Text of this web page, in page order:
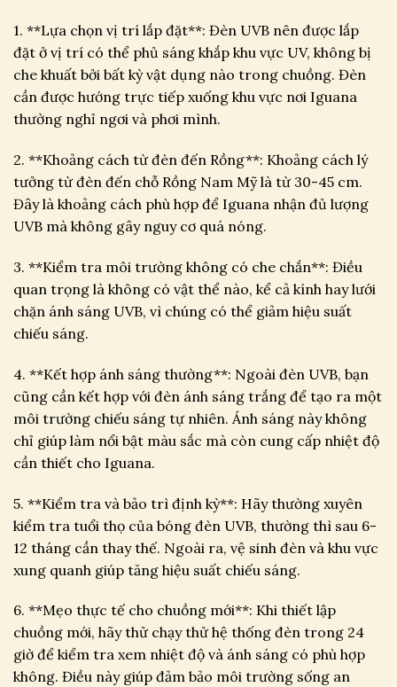
1. **Lựa chọn vị trí lắp đặt**: Đèn UVB nên được lắp
đặt ở vị trí có thể phủ sáng khắp khu vực UV, không bị
che khuất bởi bất kỳ vật dụng nào trong chuồng. Đèn
cần được hướng trực tiếp xuống khu vực nơi Iguana
thường nghỉ ngơi và phơi mình.
2. **Khoảng cách từ đèn đến Rồng**: Khoảng cách lý
tưởng từ đèn đến chỗ Rồng Nam Mỹ là từ 30-45 cm.
Đây là khoảng cách phù hợp để Iguana nhận đủ lượng
UVB mà không gây nguy cơ quá nóng.
3. **Kiểm tra môi trường không có che chắn**: Điều
quan trọng là không có vật thể nào, kể cả kính hay lưới
chặn ánh sáng UVB, vì chúng có thể giảm hiệu suất
chiếu sáng.
4. **Kết hợp ánh sáng thường**: Ngoài đèn UVB, bạn
cũng cần kết hợp với đèn ánh sáng trắng để tạo ra một
môi trường chiếu sáng tự nhiên. Ánh sáng này không
chỉ giúp làm nổi bật màu sắc mà còn cung cấp nhiệt độ
cần thiết cho Iguana.
5. **Kiểm tra và bảo trì định kỳ**: Hãy thường xuyên
kiểm tra tuổi thọ của bóng đèn UVB, thường thì sau 6-
12 tháng cần thay thế. Ngoài ra, vệ sinh đèn và khu vực
xung quanh giúp tăng hiệu suất chiếu sáng.
6. **Mẹo thực tế cho chuồng mới**: Khi thiết lập
chuồng mới, hãy thử chạy thử hệ thống đèn trong 24
giờ để kiểm tra xem nhiệt độ và ánh sáng có phù hợp
không. Điều này giúp đảm bảo môi trường sống an